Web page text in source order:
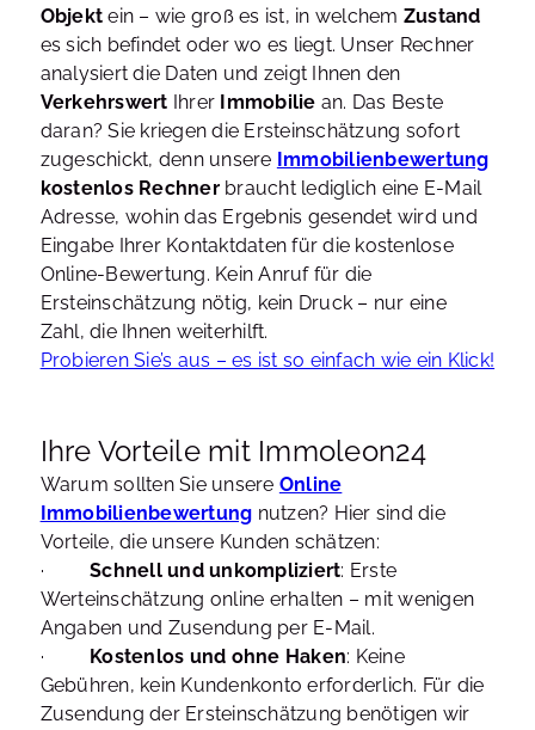
Objekt ein – wie groß es ist, in welchem Zustand
es sich befindet oder wo es liegt. Unser Rechner
analysiert die Daten und zeigt Ihnen den
Verkehrswert Ihrer Immobilie an. Das Beste
daran? Sie kriegen die Ersteinschätzung sofort
zugeschickt, denn unsere Immobilienbewertung
kostenlos Rechnerbraucht lediglich eine E-Mail
Adresse, wohin das Ergebnis gesendet wird und
Eingabe Ihrer Kontaktdaten für die kostenlose
Online-Bewertung. Kein Anruf für die
Ersteinschätzung nötig, kein Druck – nur eine
Zahl, die Ihnen weiterhilft.
Probieren Sie’s aus – es ist so einfach wie ein Klick!
Ihre Vorteile mit Immoleon24
Warum sollten Sie unsere Online
Immobilienbewertung nutzen? Hier sind die
Vorteile, die unsere Kunden schätzen:
·Schnell und unkompliziert: Erste
Werteinschätzung online erhalten – mit wenigen
Angaben und Zusendung per E-Mail.
· Kostenlos und ohne Haken: Keine
Gebühren, kein Kundenkonto erforderlich. Für die
Zusendung der Ersteinschätzung benötigen wir